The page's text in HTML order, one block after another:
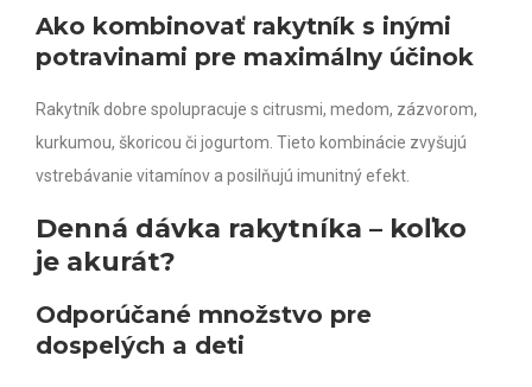
Ako kombinovať rakytník s inými
potravinami pre maximálny účinok
Rakytník dobre spolupracuje s citrusmi, medom, zázvorom,
kurkumou, škoricou či jogurtom. Tieto kombinácie zvyšujú
vstrebávanie vitamínov a posilňujú imunitný efekt.
Denná dávka rakytníka – koľko
je akurát?
Odporúčané množstvo pre
dospelých a deti